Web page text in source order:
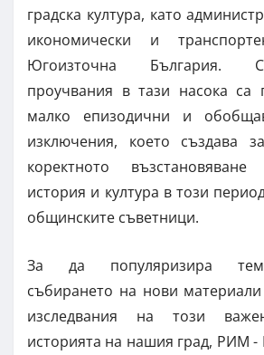
градска култура, като
икономически и
Югоизточна България.
проучвания в тази насока са
малко епизодични и
изключения, което създава
коректното
история и култура в този
общинските съветници.
За да популяризира
събирането на нови
изследвания на този
историята на нашия град, РИМ -